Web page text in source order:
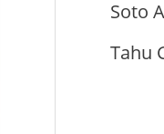
Soto
Tahu